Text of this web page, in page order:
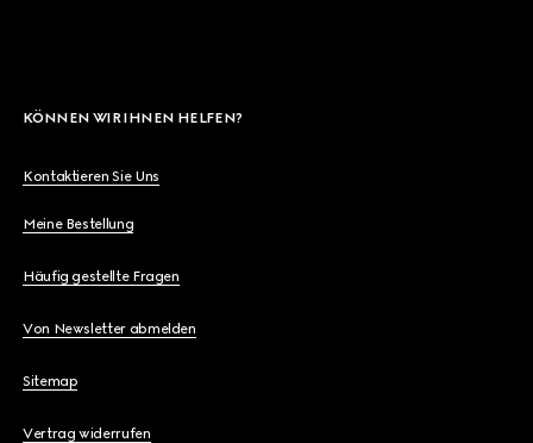
KÖNNEN WIR IHNEN HELFEN?
Kontaktieren Sie Uns
Meine Bestellung
Häufig gestellte Fragen
Von Newsletter abmelden
Sitemap
Vertrag widerrufen